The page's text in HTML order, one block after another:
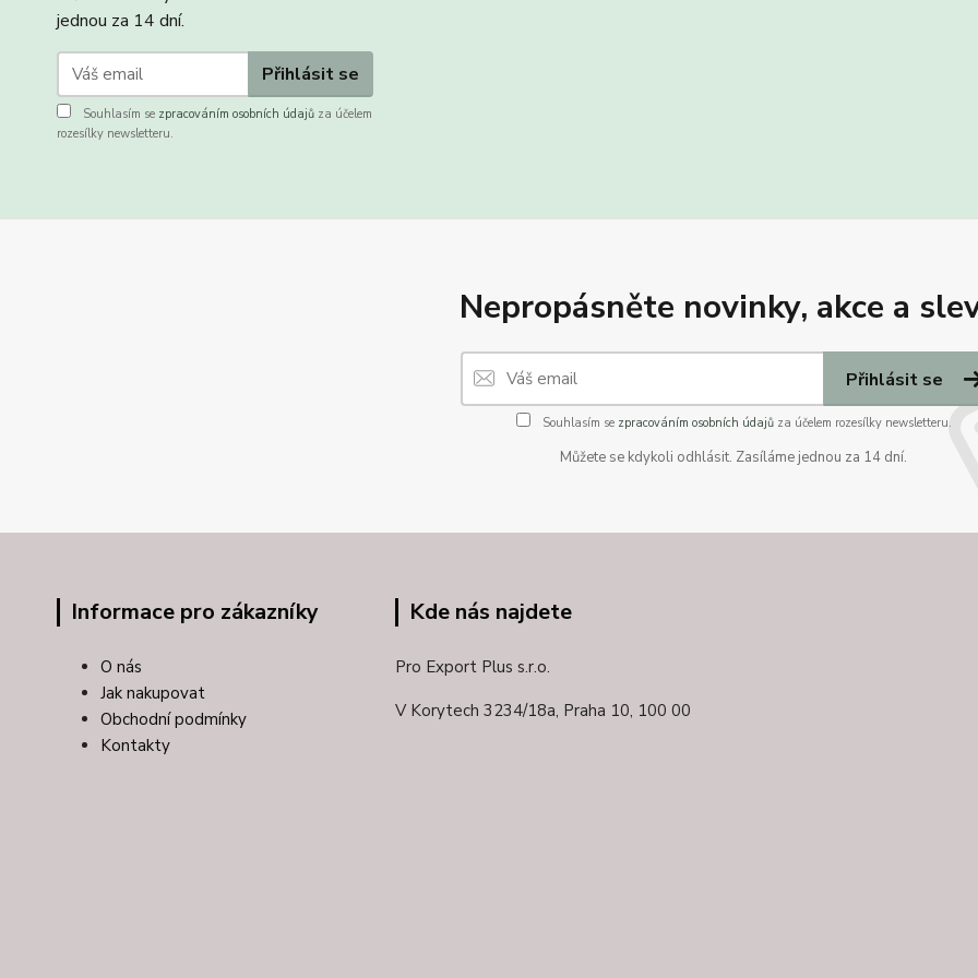
jednou za 14 dní.
Přihlásit se
Souhlasím se zpracováním osobních údajů za účelem
rozesílky newsletteru.
Nepropásněte novinky, akce a
Přihlásit se
Souhlasím se zpracováním osobních údajůza účelem rozesílky newsletteru.
Můžete se kdykoli odhlásit. Zasíláme jednou za 14 dní.
Informace pro zákazníky
O nás
Jak nakupovat
Obchodní podmínky
Kontakty
Kde nás najdete
Pro Export Plus s.r.o.
V Korytech 3234/18a, Praha 10, 100 00